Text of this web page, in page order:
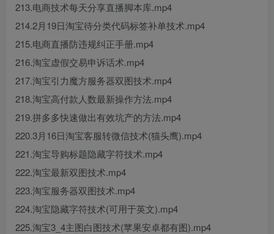
213.电商技术每天分享直播脚本库.mp4
214.2月19日淘宝待分类代码标签补单技术.mp4
215.电商直播防违规纠正手册.mp4
216.淘宝虚假交易申诉话术.mp4
217.淘宝引力魔方服务器双图技术.mp4
218.淘宝高付款人数最新操作方法.mp4
219.拼多多快速做出有效坑产的方法.mp4
220.3月16日淘宝客服转微信技术(猫头鹰).mp4
221.淘宝导购标题隐藏字符技术.mp4
222.淘宝最新双图技术.mp4
223.淘宝服务器双图技术.mp4
224.淘宝隐藏字符技术(可用于英文).mp4
225.淘宝3_4主图白图技术(苹果安卓都有图).mp4